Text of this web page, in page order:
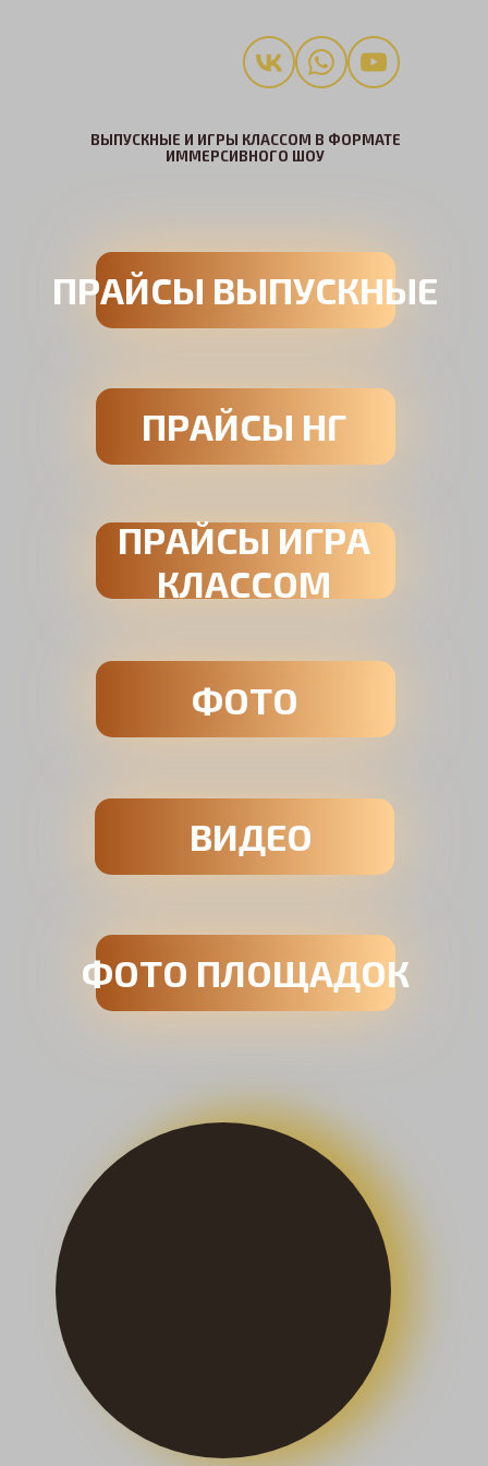
ВИДЕО
ФОТО ПЛОЩАДОК
ФОТО
ПРАЙСЫ ИГРА
КЛАССОМ
ПРАЙСЫ ВЫПУСКНЫЕ
ВЫПУСКНЫЕ И ИГРЫ КЛАССОМ В ФОРМАТЕ
ИММЕРСИВНОГО ШОУ
ПРАЙСЫ НГ